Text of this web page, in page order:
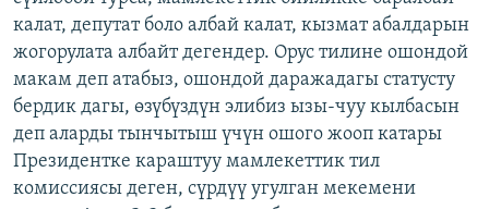
калат, депутат боло албай калат, кызмат абалдарын
жогорулата албайт дегендер. Орус тилине ошондой
макам деп атабыз, ошондой даражадагы статусту
бердик дагы, өзүбүздүн элибиз ызы-чуу кылбасын
деп аларды тынчытыш үчүн ошого жооп катары
Президентке караштуу мамлекеттик тил
комиссиясы деген, сүрдүү угулган мекемени